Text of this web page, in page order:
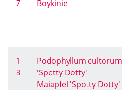
7 Boykinie
1
8
Podophyllum cultorum
'Spotty Dotty'
Maiapfel 'Spotty Dotty'